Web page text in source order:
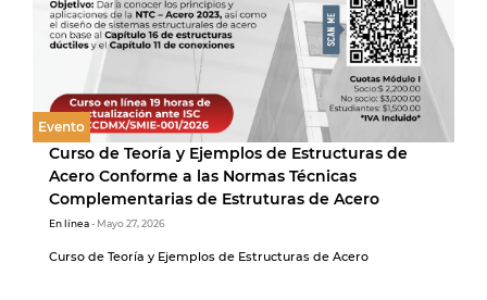
Evento
Curso de Teoría y Ejemplos de Estructuras de
Acero Conforme a las Normas Técnicas
Complementarias de Estruturas de Acero
En línea- Mayo 27, 2026
Curso de Teoría y Ejemplos de Estructuras de Acero